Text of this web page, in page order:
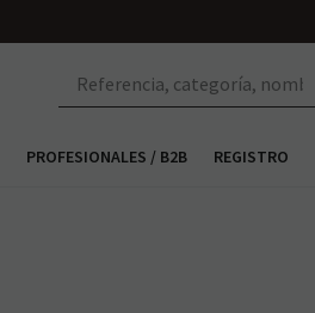
PROFESIONALES / B2B REGISTRO